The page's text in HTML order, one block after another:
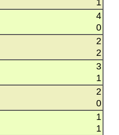
1
4
0
2
2
3
1
2
0
1
1